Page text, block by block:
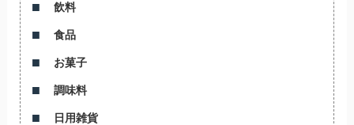
飲料
食品
お菓子
調味料
日用雑貨